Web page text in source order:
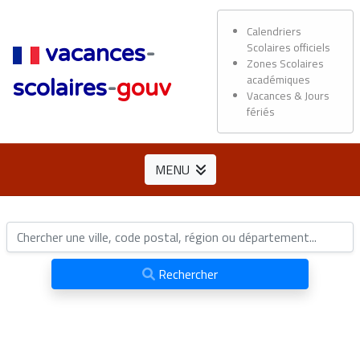
vacances-
scolaires-gouv
Calendriers
Scolaires officiels
Zones Scolaires
académiques
Vacances & Jours
fériés
MENU
Rechercher